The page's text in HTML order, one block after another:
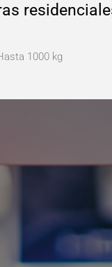
1000 kg